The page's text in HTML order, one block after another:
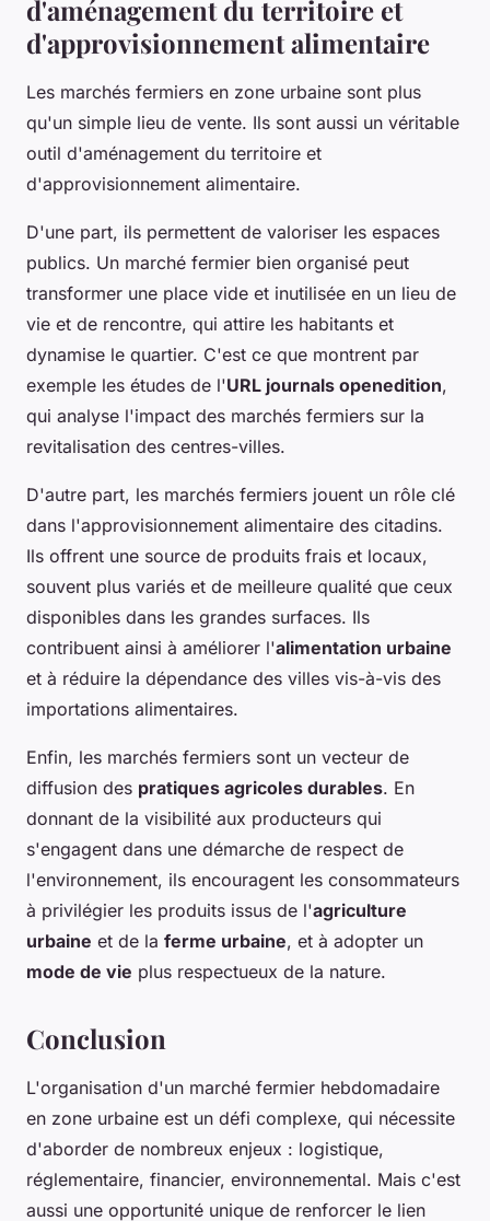
d'aménagement du territoire et
d'approvisionnement alimentaire
Les marchés fermiers en zone urbaine sont plus
qu'un simple lieu de vente. Ils sont aussi un véritable
outil d'aménagement du territoire et
d'approvisionnement alimentaire.
D'une part, ils permettent de valoriser les espaces
publics. Un marché fermier bien organisé peut
transformer une place vide et inutilisée en un lieu de
vie et de rencontre, qui attire les habitants et
dynamise le quartier. C'est ce que montrent par
exemple les études de l'URL journals openedition,
qui analyse l'impact des marchés fermiers sur la
revitalisation des centres-villes.
D'autre part, les marchés fermiers jouent un rôle clé
dans l'approvisionnement alimentaire des citadins.
Ils offrent une source de produits frais et locaux,
souvent plus variés et de meilleure qualité que ceux
disponibles dans les grandes surfaces. Ils
contribuent ainsi à améliorer l'alimentation urbaine
et à réduire la dépendance des villes vis-à-vis des
importations alimentaires.
Enfin, les marchés fermiers sont un vecteur de
diffusion des pratiques agricoles durables. En
donnant de la visibilité aux producteurs qui
s'engagent dans une démarche de respect de
l'environnement, ils encouragent les consommateurs
à privilégier les produits issus de l'agriculture
urbaine et de la ferme urbaine, et à adopter un
mode de vie plus respectueux de la nature.
Conclusion
L'organisation d'un marché fermier hebdomadaire
en zone urbaine est un défi complexe, qui nécessite
d'aborder de nombreux enjeux : logistique,
réglementaire, financier, environnemental. Mais c'est
aussi une opportunité unique de renforcer le lien